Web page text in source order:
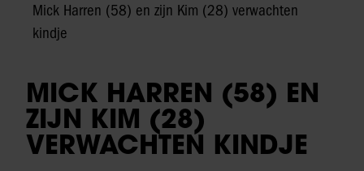
Mick Harren (58) en zijn Kim (28) verwachten
kindje
MICK HARREN (58) EN
ZIJN KIM (28)
VERWACHTEN KINDJE